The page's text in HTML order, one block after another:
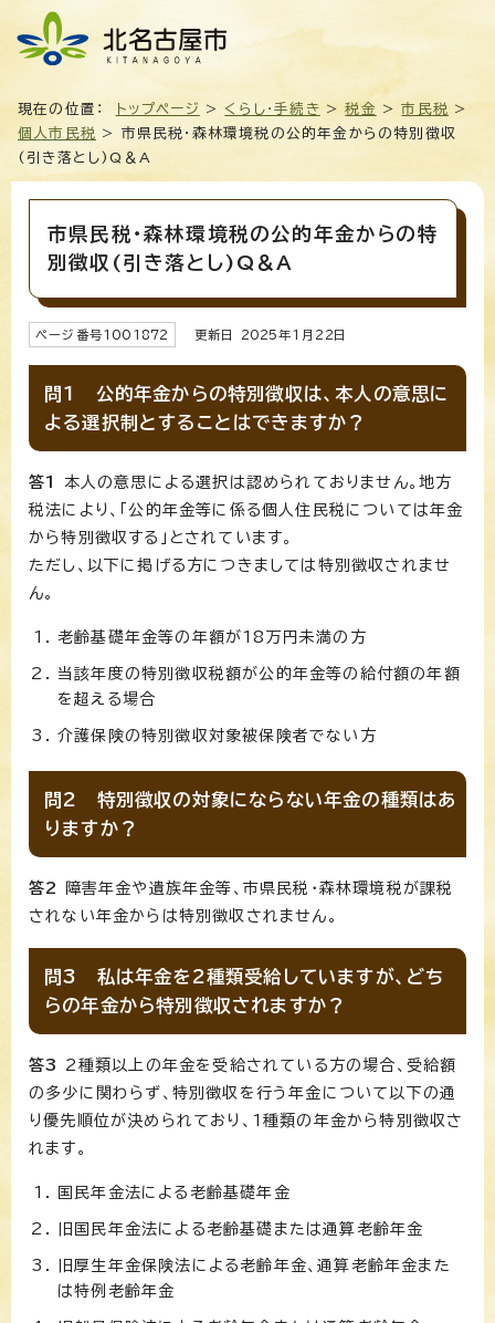
現在の位置： トップページ > くらし・手続き >税金 >市民税
>
個人市民税
> 市県民税・森林環境税の公的年金からの特別徴収
(引き落とし)Q＆A
市県民税・森林環境税の公的年金からの特
別徴収(引き落とし)Q＆A
ページ番号1001872 更新日 2025年1月 22 日
問1 公的年金からの特別徴収は、本人の意思に
よる選択制とすることはできますか？
答1
本人の意思による選択は認められておりません。地方
税法により、「公的年金等に係る個人住民税については年金
から特別徴収する」とされています。
ただし、以下に掲げる方につきましては特別徴収されませ
ん。
老齢基礎年金等の年額が18万円未満の方
当該年度の特別徴収税額が公的年金等の給付額の年額
を超える場合
介護保険の特別徴収対象被保険者でない方
問2 特別徴収の対象にならない年金の種類はあ
りますか？
答2
障害年金や遺族年金等、市県民税・森林環境税が課税
されない年金からは特別徴収されません。
問3 私は年金を2種類受給していますが、どち
らの年金から特別徴収されますか？
答3
2種類以上の年金を受給されている方の場合、受給額
の多少に関わらず、特別徴収を行う年金について以下の通
り優先順位が決められており、1種類の年金から特別徴収さ
れます。
国民年金法による老齢基礎年金
旧国民年金法による老齢基礎または通算老齢年金
旧厚生年金保険法による老齢年金、通算老齢年金また
は特例老齢年金